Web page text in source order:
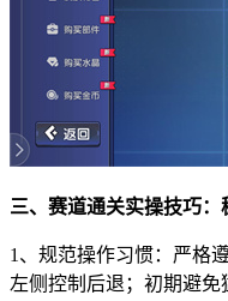
三、赛道通关实操技巧：
1、规范操作习惯：严格
左侧控制后退；初期避